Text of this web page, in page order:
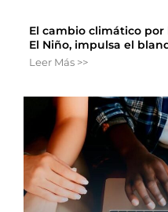
El cambio climático
El Niño, impulsa el
Leer Más >>